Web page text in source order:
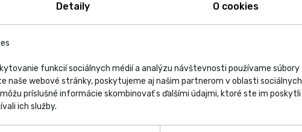
Detaily O cookies
funkcií sociálnych médií a analýzu návštevnosti používame súbory
naše webové stránky, poskytujeme aj našim partnerom v oblasti sociálnych
príslušné informácie skombinovať s ďalšími údajmi, ktoré ste im poskytli
ich služby.